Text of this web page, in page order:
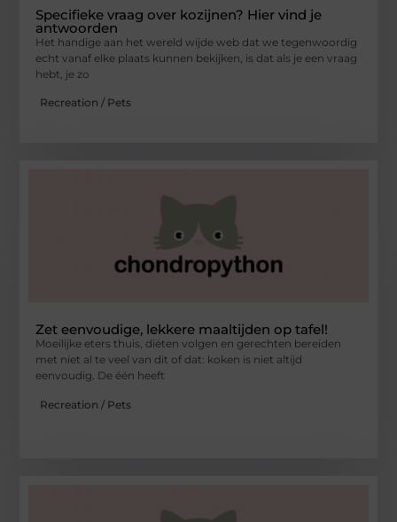
Specifieke vraag over kozijnen? Hier vind je
antwoorden
Het handige aan het wereld wijde web dat we tegenwoordig
echt vanaf elke plaats kunnen bekijken, is dat als je een vraag
hebt, je zo
Recreation / Pets
Zet eenvoudige, lekkere maaltijden op tafel!
Moeilijke eters thuis, diëten volgen en gerechten bereiden
met niet al te veel van dit of dat: koken is niet altijd
eenvoudig. De één heeft
Recreation / Pets